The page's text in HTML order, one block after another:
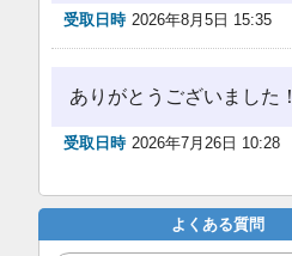
受取日時 2026年8月5日 15:35
ありがとうございました！
受取日時 2026年7月26日 10:28
よくある質問